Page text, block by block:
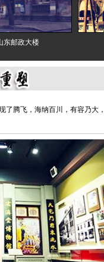
东邮政大楼
了腾飞，海纳百川，有容乃大